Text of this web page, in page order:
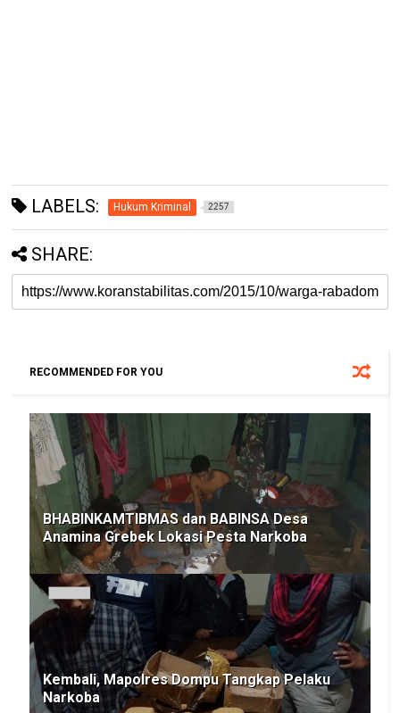
LABELS: Hukum Kriminal 2257
SHARE:
RECOMMENDED FOR YOU
BHABINKAMTIBMAS dan BABINSA Desa
Anamina Grebek Lokasi Pesta Narkoba
Kembali, Mapolres Dompu Tangkap Pelaku
Narkoba